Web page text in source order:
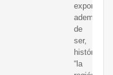
exporta,
además
de
ser,
“la